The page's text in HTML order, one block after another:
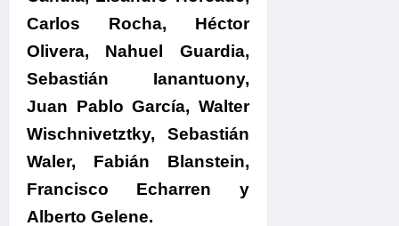
Carlos Rocha, Héctor
Olivera, Nahuel Guardia,
Sebastián Ianantuony,
Juan Pablo García, Walter
Wischnivetztky, Sebastián
Waler, Fabián Blanstein,
Francisco Echarren y
Alberto Gelene.